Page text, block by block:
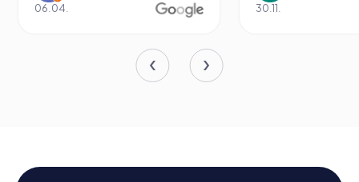
06.04. 30.11.